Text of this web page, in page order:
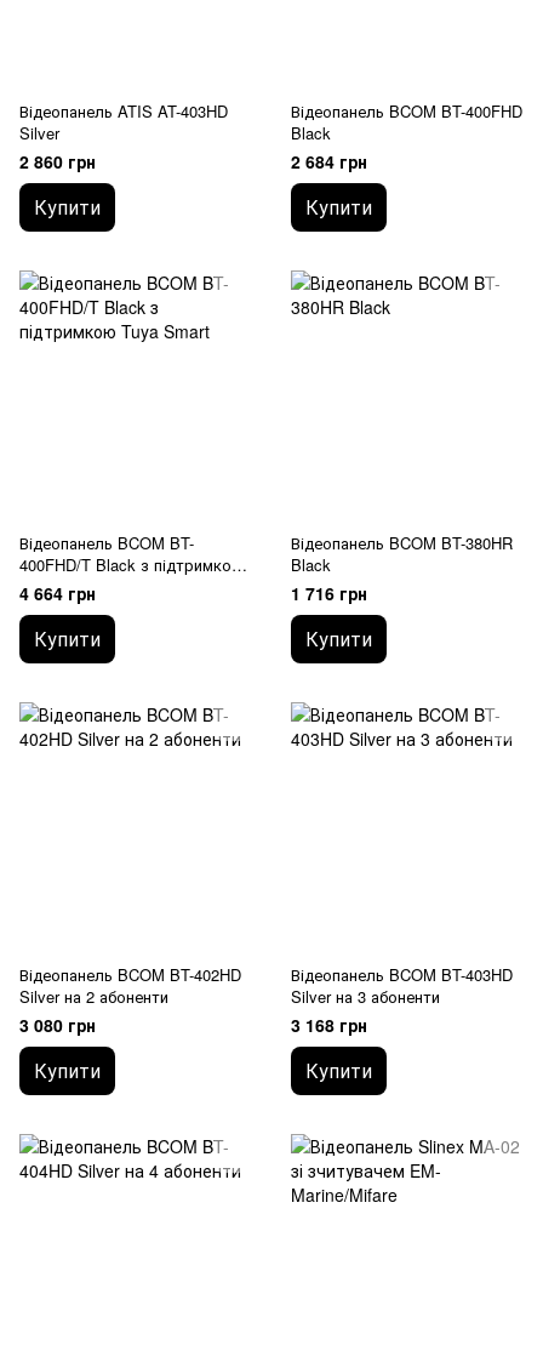
Відеопанель ATIS AT-403HD
Silver
2 860 грн
Купити
Відеопанель BCOM BT-400FHD
Black
2 684 грн
Купити
Відеопанель BCOM BT-
400FHD/T Black з підтримкою
Tuya Smart
4 664 грн
Купити
Відеопанель BCOM BT-380HR
Black
1 716 грн
Купити
Відеопанель BCOM BT-402HD
Silver на 2 абоненти
3 080 грн
Купити
Відеопанель BCOM BT-403HD
Silver на 3 абоненти
3 168 грн
Купити